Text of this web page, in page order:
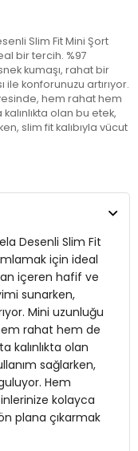
Slim Fit Mini Şort
bir tercih. %97
kumaşı, rahat bir
konforunuzu artırıyor.
hem rahat hem
olan bu etek,
slim fit kalıbıyla vücut
parça, stilinizi ön
Desenli Slim Fit
için ideal
içeren hafif ve
sunarken,
Mini uzunluğu
rahat hem de
kalınlıkta olan
sağlarken,
Hem
kolayca
plana çıkarmak